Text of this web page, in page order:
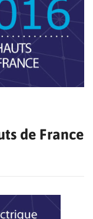
de France